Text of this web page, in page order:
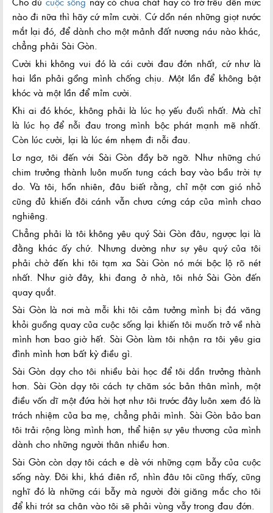
nào đi nữa thì hãy cứ mỉm cười. Cứ dồn nén những giọt nước
mắt lại đó, để dành cho một mảnh đất nương náu nào khác,
chẳng phải Sài Gòn.
Cười khi không vui đó là cái cười đau đớn nhất, cứ như là
hai lần phải gồng mình chống chịu. Một lần để không bật
khóc và một lần để mỉm cười.
Khi ai đó khóc, không phải là lúc họ yếu đuối nhất. Mà chỉ
là lúc họ để nỗi đau trong mình bộc phát mạnh mẽ nhất.
Còn lúc cười, lại là lúc ém nhẹm đi nỗi đau.
Lơ ngơ, tôi đến với Sài Gòn đầy bỡ ngỡ. Như những chú
chim trưởng thành luôn muốn tung cách bay vào bầu trời tự
do. Và tôi, hồn nhiên, đâu biết rằng, chỉ một cơn gió nhỏ
cũng đủ khiến đôi cánh vẫn chưa cứng cáp của mình chao
nghiêng.
Chẳng phải là tôi không yêu quý Sài Gòn đâu, ngược lại là
đằng khác ấy chứ. Nhưng dường như sự yêu quý của tôi
phải chờ đến khi tôi tạm xa Sài Gòn nó mới bộc lộ rõ nét
nhất. Như giờ đây, khi đang ở nhà, tôi nhớ Sài Gòn đến
quay quắt.
Sài Gòn là nơi mà mỗi khi tôi cảm tưởng mình bị đá văng
khỏi guồng quay của cuộc sống lại khiến tôi muốn trở về nhà
mình hơn bao giờ hết. Sài Gòn làm tôi nhận ra tôi yêu gia
đình mình hơn bất kỳ điều gì.
Sài Gòn dạy cho tôi nhiều bài học để tôi dần trưởng thành
hơn. Sài Gòn dạy tôi cách tự chăm sóc bản thân mình, một
điều vốn dĩ một đứa hời hợt như tôi trước đây luôn xem đó là
trách nhiệm của ba mẹ, chẳng phải mình. Sài Gòn bảo ban
tôi trải rộng lòng mình hơn, thể hiện sự yêu thương của mình
dành cho những người thân nhiều hơn.
Sài Gòn còn dạy tôi cách e dè với những cạm bẫy của cuộc
sống này. Đôi khi, khá điên rồ, nhìn đâu tôi cũng thấy, cũng
nghĩ đó là những cái bẫy mà người đời giăng mắc cho tôi
để khi trót sa chân vào tôi sẽ phải vùng vẫy trong đau đớn.